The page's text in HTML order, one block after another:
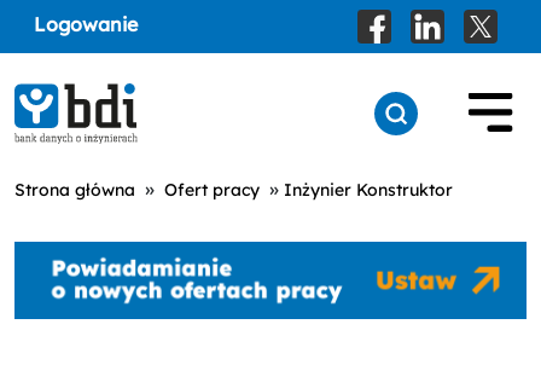
Logowanie
Strona główna » Ofert pracy » Inżynier Konstruktor